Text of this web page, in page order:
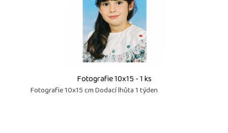
Fotografie 10x15 - 1 ks
Fotografie 10x15 cm Dodací lhůta 1 týden